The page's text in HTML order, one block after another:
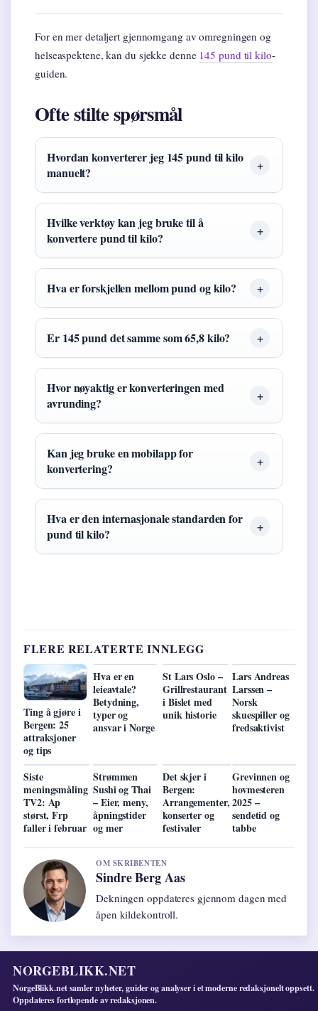
For en mer detaljert gjennomgang av omregningen og
helseaspektene, kan du sjekke denne 145 pund til kilo-
guiden.
Ofte stilte spørsmål
Hvordan konverterer jeg 145 pund til kilo
manuelt?
Hvilke verktøy kan jeg bruke til å
konvertere pund til kilo?
Hva er forskjellen mellom pund og kilo?
Er 145 pund det samme som 65,8 kilo?
Hvor nøyaktig er konverteringen med
avrunding?
Kan jeg bruke en mobilapp for
konvertering?
Hva er den internasjonale standarden for
pund til kilo?
FLERE RELATERTE INNLEGG
Ting å gjøre i
Bergen: 25
attraksjoner
og tips
Hva er en
leieavtale?
Betydning,
typer og
ansvar i Norge
St Lars Oslo –
Grillrestaurant
i Bislet med
unik historie
Lars Andreas
Larssen –
Norsk
skuespiller og
fredsaktivist
Siste
meningsmåling
TV2: Ap
størst, Frp
faller i februar
Strømmen
Sushi og Thai
– Eier, meny,
åpningstider
og mer
Det skjer i
Bergen:
Arrangementer,
konserter og
festivaler
Grevinnen og
hovmesteren
2025 –
sendetid og
tabbe
OM SKRIBENTEN
Sindre Berg Aas
Dekningen oppdateres gjennom dagen med
åpen kildekontroll.
NORGEBLIKK.NET
NorgeBlikk.net samler nyheter, guider og analyser i et moderne redaksjonelt oppsett.
Oppdateres fortlopende av redaksjonen.